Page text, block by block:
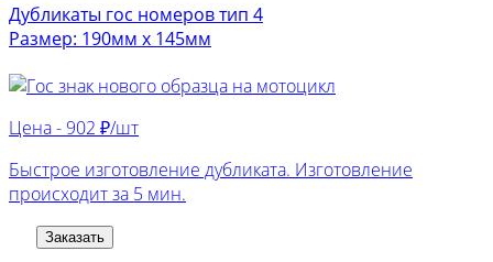
Дубликаты гос номеров тип 4
Размер: 190мм х 145мм
Цена - 902 ₽/шт
Быстрое изготовление дубликата. Изготовление
происходит за 5 мин.
Заказать